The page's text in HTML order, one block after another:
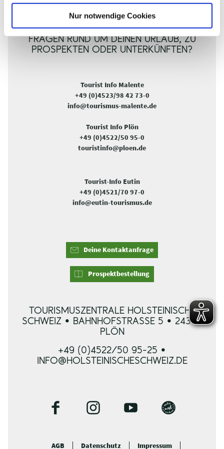
Nur notwendige Cookies
FRAGEN RUND UM DEINEN URLAUB, ZU
PROSPEKTEN ODER UNTERKÜNFTEN?
Tourist Info Malente
+49 (0)4523/98 42 73-0
info@tourismus-malente.de
Tourist Info Plön
+49 (0)4522/50 95-0
touristinfo@ploen.de
Tourist-Info Eutin
+49 (0)4521/70 97-0
info@eutin-tourismus.de
Deine Kontaktanfrage
Prospektbestellung
TOURISMUSZENTRALE HOLSTEINISCHE
SCHWEIZ • BAHNHOFSTRASSE 5 • 24306 P
LÖN
+49 (0)4522/50 95-25 •
INFO@HOLSTEINISCHESCHWEIZ.DE
F
I
Y
B
AGB Datenschutz Impressum